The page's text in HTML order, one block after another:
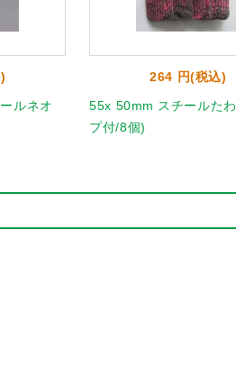
ルネオ
264 円(税込)
55x 50mm スチールた
プ付/8個)